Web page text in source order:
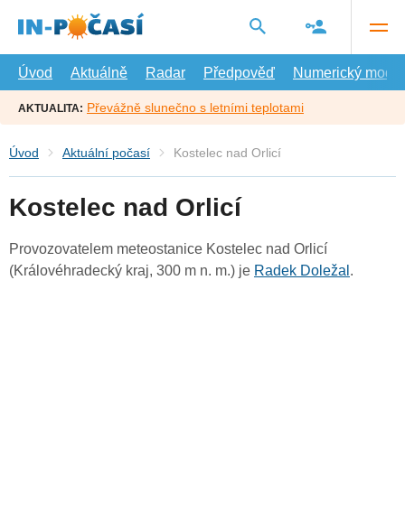
hlavní
Úvod
Aktuálně Radar Předpověď Numerický model
AKTUALITA: Převážně slunečno s letními teplotami
Úvod Aktuální počasí Kostelec nad Orlicí
Kostelec nad Orlicí
Provozovatelem meteostanice Kostelec nad Orlicí
(Královéhradecký kraj, 300 m n. m.) je Radek Doležal .